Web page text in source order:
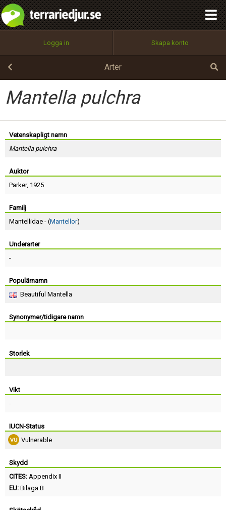
Logga in Skapa konto
Arter
Mantella pulchra
Vetenskapligt namn
Mantella pulchra
Auktor
Parker, 1925
Familj
Mantellidae - (Mantellor)
Underarter
-
Populärnamn
Beautiful Mantella
Synonymer/tidigare namn
Storlek
Vikt
-
IUCN-Status
Vulnerable
Skydd
CITES: Appendix II
EU: Bilaga B
Utför
100%
OK
integritetspolicy
Namn:
Epost:
Lösenord:
Terms of Service
Begär nytt lösenord
Tillbaka till förstasidan